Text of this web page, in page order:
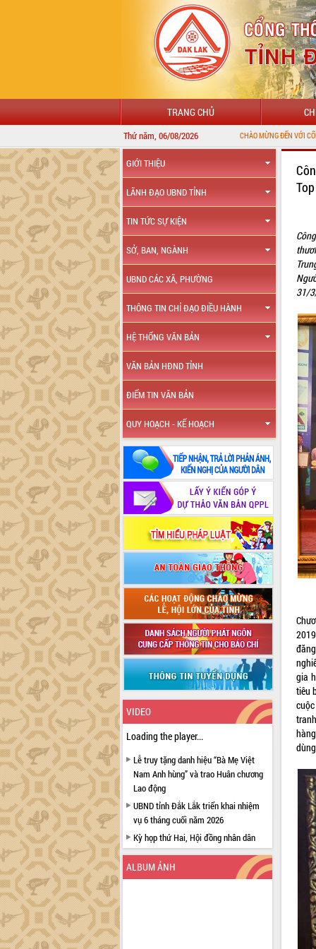
TRANG CHỦ
Thứ năm, 06/08/2026
GIỚI THIỆU
LÃNH ĐẠO UBND TỈNH
TIN TỨC SỰ KIỆN
SỞ, BAN, NGÀNH
UBND CÁC XÃ, PHƯỜNG
THÔNG TIN CHỈ ĐẠO ĐIỀU HÀNH
HỆ THỐNG VĂN BẢN
VĂN BẢN HĐND TỈNH
ĐIỂM TIN VĂN BẢN
QUY HOẠCH - KẾ HOẠCH
VIDEO
Loading the player...
Lễ truy tặng danh hiệu “Bà Mẹ Việt
Nam Anh hùng” và trao Huân chương
Lao động
UBND tỉnh Đắk Lắk triển khai nhiệm
vụ 6 tháng cuối năm 2026
Kỳ họp thứ Hai, Hội đồng nhân dân
tỉnh khóa XI quyết nghị nhiều nội dung
quan trọng
Bí thư Tỉnh ủy Lương Nguyễn Minh
ALBUM ẢNH
31/
gia
tiêu